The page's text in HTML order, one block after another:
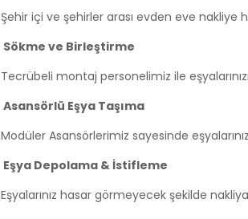
Şehir içi ve şehirler arası evden eve nakliye
Sökme ve Birleştirme
Tecrübeli montaj personelimiz ile
Asansörlü Eşya Taşıma
Modüler Asansörlerimiz sayesinde
Eşya Depolama & İstifleme
Eşyalarınız hasar görmeyecek şekilde